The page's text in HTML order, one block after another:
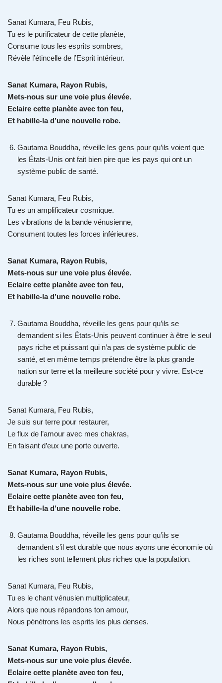
Sanat Kumara, Feu Rubis,
Tu es le purificateur de cette planète,
Consume tous les esprits sombres,
Révèle l’étincelle de l’Esprit intérieur.
Sanat Kumara, Rayon Rubis,
Mets-nous sur une voie plus élevée.
Eclaire cette planète avec ton feu,
Et habille-la d’une nouvelle robe.
Gautama Bouddha, réveille les gens pour qu’ils voient que
les États-Unis ont fait bien pire que les pays qui ont un
système public de santé.
Sanat Kumara, Feu Rubis,
Tu es un amplificateur cosmique.
Les vibrations de la bande vénusienne,
Consument toutes les forces inférieures.
Sanat Kumara, Rayon Rubis,
Mets-nous sur une voie plus élevée.
Eclaire cette planète avec ton feu,
Et habille-la d’une nouvelle robe.
Gautama Bouddha, réveille les gens pour qu’ils se
demandent si les États-Unis peuvent continuer à être le seul
pays riche et puissant qui n’a pas de système public de
santé, et en même temps prétendre être la plus grande
nation sur terre et la meilleure société pour y vivre. Est-ce
durable ?
Sanat Kumara, Feu Rubis,
Je suis sur terre pour restaurer,
Le flux de l’amour avec mes chakras,
En faisant d’eux une porte ouverte.
Sanat Kumara, Rayon Rubis,
Mets-nous sur une voie plus élevée.
Eclaire cette planète avec ton feu,
Et habille-la d’une nouvelle robe.
Gautama Bouddha, réveille les gens pour qu’ils se
demandent s’il est durable que nous ayons une économie où
les riches sont tellement plus riches que la population.
Sanat Kumara, Feu Rubis,
Tu es le chant vénusien multiplicateur,
Alors que nous répandons ton amour,
Nous pénétrons les esprits les plus denses.
Sanat Kumara, Rayon Rubis,
Mets-nous sur une voie plus élevée.
Eclaire cette planète avec ton feu,